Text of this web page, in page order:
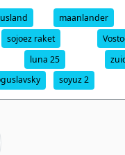
maanlander
sojoez raket
luna 25
soyuz 2